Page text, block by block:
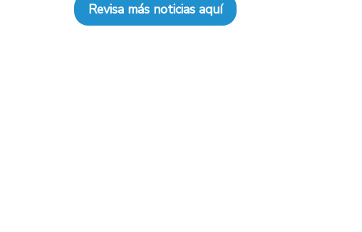
Revisa más noticias aquí